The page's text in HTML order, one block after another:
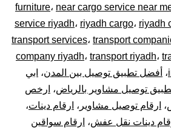
توصيل
نقل
البضائع
الأغراض
furniture، near cargo service near
service riyadh، riyadh cargo، riyadh
transport services، transport
company riyadh، transport riyadh،
، أفضل تطبيق توصيل بين المدن، ابي
توصيل مشاوير بالرياض، ارخص
، ارقام توصيل مشاوير ، ارقام دينات،
دينات نقل عفش، ارقام سواقين